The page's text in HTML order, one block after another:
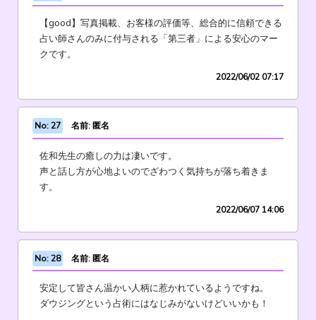
【good】写真掲載、お客様の評価等、総合的に信頼できる
占い師さんのみに付与される「第三者」による安心のマー
クです。
2022/06/02 07:17
No: 27 名前: 匿名
佐和先生の癒しの力は凄いです。
声と話し方が心地よいのでざわつく気持ちが落ち着きま
す。
2022/06/07 14:06
No: 28 名前: 匿名
安定して皆さん温かい人柄に惹かれているようですね。
ダウジングという占術にはなじみがないけどいいかも！